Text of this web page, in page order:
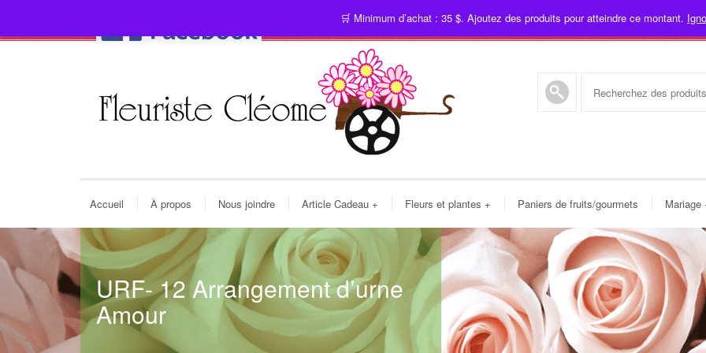
Accueil À propos Nous joindre Article Cadeau + Fleurs et plantes + Paniers de fruits/gourmets Mariage
URF- 12 Arrangement d’urne
Amour
🛒 Minimum d’achat : 35 $. Ajoutez des produits pour atteindre ce montant.